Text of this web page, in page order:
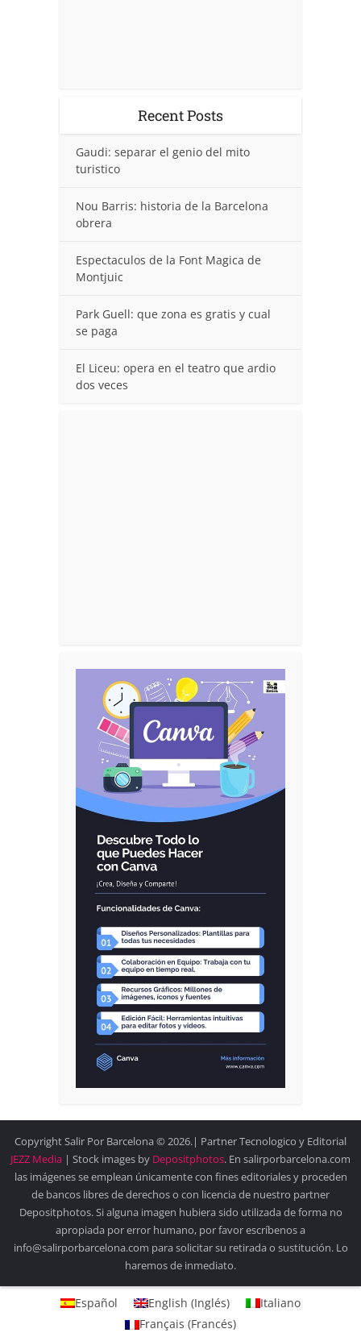
Recent Posts
Gaudi: separar el genio del mito
turistico
Nou Barris: historia de la Barcelona
obrera
Espectaculos de la Font Magica de
Montjuic
Park Guell: que zona es gratis y cual
se paga
El Liceu: opera en el teatro que ardio
dos veces
Copyright Salir Por Barcelona © 2026.| Partner Tecnologico y Editorial
JEZZ Media | Stock images by Depositphotos. En salirporbarcelona.com
las imágenes se emplean únicamente con fines editoriales y proceden
de bancos libres de derechos o con licencia de nuestro partner
Depositphotos. Si alguna imagen hubiera sido utilizada de forma no
apropiada por error humano, por favor escríbenos a
info@salirporbarcelona.com para solicitar su retirada o sustitución. Lo
haremos de inmediato.
Español English (Inglés)
Italiano
Français (Francés)